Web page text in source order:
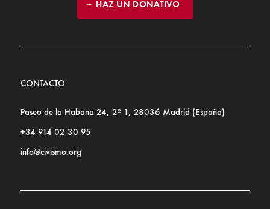
HAZ UN DONATIVO
CONTACTO
Paseo de la Habana 24, 2º 1, 28036 Madrid (España)
+34 914 02 30 95
info@civismo.org